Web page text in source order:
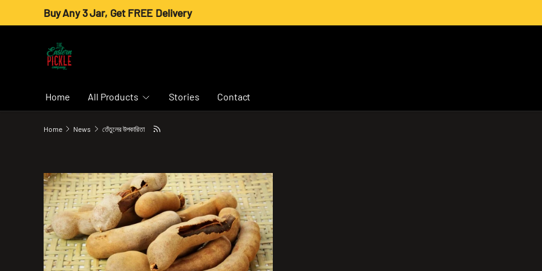
Skip to content
Buy Any 3 Jar, Get FREE Delivery
Home All Products Stories Contact
Home News তেঁতুলের উপকারিতা